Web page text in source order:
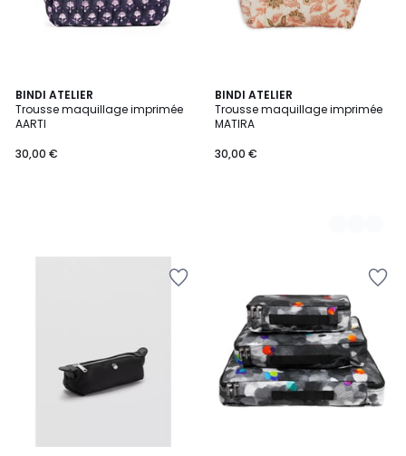
BINDI ATELIER
Trousse maquillage imprimée
AARTI
30,00 €
BINDI ATELIER
Trousse maquillage imprimée
MATIRA
30,00 €
3
Couleurs